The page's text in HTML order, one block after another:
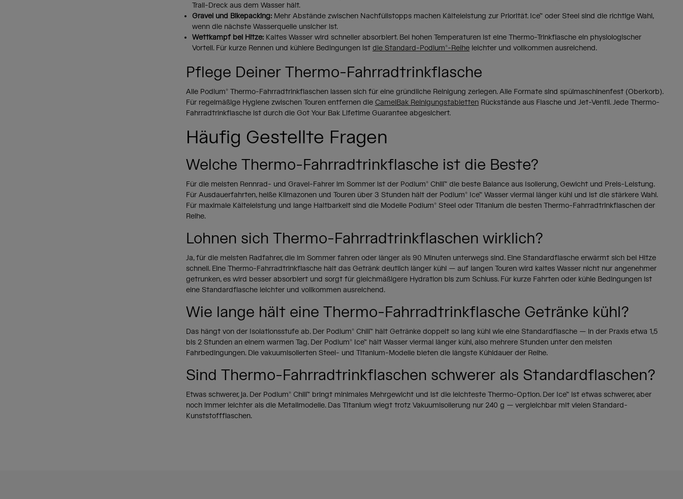
Trail-Dreck aus dem Wasser hält.
Gravel und Bikepacking: Mehr Abstände zwischen Nachfüllstopps machen Kälteleistung zur Priorität. Ice™ oder Steel sind die richtige Wahl,
wenn die nächste Wasserquelle unsicher ist.
Wettkampf bei Hitze: Kaltes Wasser wird schneller absorbiert. Bei hohen Temperaturen ist eine Thermo-Trinkflasche ein physiologischer
Vorteil. Für kurze Rennen und kühlere Bedingungen ist die Standard-Podium®-Reihe leichter und vollkommen ausreichend.
Pflege Deiner Thermo-Fahrradtrinkflasche
Alle Podium® Thermo-Fahrradtrinkflaschen lassen sich für eine gründliche Reinigung zerlegen. Alle Formate sind spülmaschinenfest (Oberkorb).
Für regelmäßige Hygiene zwischen Touren entfernen die CamelBak Reinigungstabletten Rückstände aus Flasche und Jet-Ventil. Jede Thermo-
Fahrradtrinkflasche ist durch die Got Your Bak Lifetime Guarantee abgesichert.
Häufig Gestellte Fragen
Welche Thermo-Fahrradtrinkflasche ist die Beste?
Für die meisten Rennrad- und Gravel-Fahrer im Sommer ist der Podium® Chill™ die beste Balance aus Isolierung, Gewicht und Preis-Leistung.
Für Ausdauerfahrten, heiße Klimazonen und Touren über 3 Stunden hält der Podium® Ice™ Wasser viermal länger kühl und ist die stärkere Wahl.
Für maximale Kälteleistung und lange Haltbarkeit sind die Modelle Podium® Steel oder Titanium die besten Thermo-Fahrradtrinkflaschen der
Reihe.
Lohnen sich Thermo-Fahrradtrinkflaschen wirklich?
Ja, für die meisten Radfahrer, die im Sommer fahren oder länger als 90 Minuten unterwegs sind. Eine Standardflasche erwärmt sich bei Hitze
schnell. Eine Thermo-Fahrradtrinkflasche hält das Getränk deutlich länger kühl — auf langen Touren wird kaltes Wasser nicht nur angenehmer
getrunken, es wird besser absorbiert und sorgt für gleichmäßigere Hydration bis zum Schluss. Für kurze Fahrten oder kühle Bedingungen ist
eine Standardflasche leichter und vollkommen ausreichend.
Wie lange hält eine Thermo-Fahrradtrinkflasche Getränke kühl?
Das hängt von der Isolationsstufe ab. Der Podium® Chill™ hält Getränke doppelt so lang kühl wie eine Standardflasche — in der Praxis etwa 1,5
bis 2 Stunden an einem warmen Tag. Der Podium® Ice™ hält Wasser viermal länger kühl, also mehrere Stunden unter den meisten
Fahrbedingungen. Die vakuumisolierten Steel- und Titanium-Modelle bieten die längste Kühldauer der Reihe.
Sind Thermo-Fahrradtrinkflaschen schwerer als Standardflaschen?
Etwas schwerer, ja. Der Podium® Chill™ bringt minimales Mehrgewicht und ist die leichteste Thermo-Option. Der Ice™ ist etwas schwerer, aber
noch immer leichter als die Metallmodelle. Das Titanium wiegt trotz Vakuumisolierung nur 240 g — vergleichbar mit vielen Standard-
Kunststoffflaschen.